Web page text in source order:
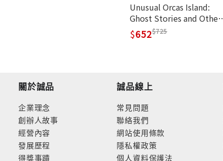
Unusual Orcas Island:
Ghost Stories and Other
Legends from the Gem of
the San Juans
652 725
關於誠品
企業理念
創辦人故事
經營內容
發展歷程
得獎事蹟
誠品線上
常見問題
聯絡我們
網站使用條款
隱私權政策
個人資料保護法